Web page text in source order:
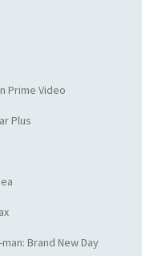
Prime Video
Plus
Brand New Day